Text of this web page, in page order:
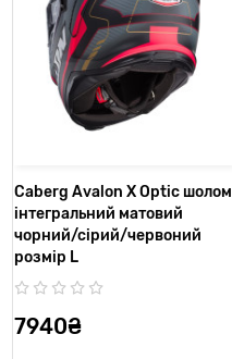
Caberg Avalon X Optic шолом
інтегральний матовий
чорний/сірий/червоний
розмір L
7940₴